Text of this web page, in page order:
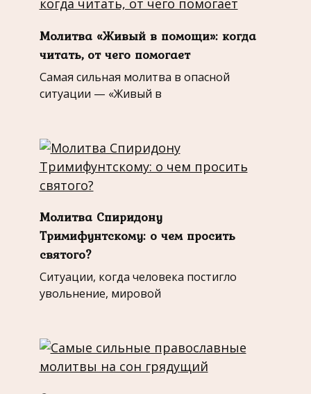
Молитва «Живый в помощи»: когда
читать, от чего помогает
Самая сильная молитва в опасной
ситуации — «Живый в
Молитва Спиридону
Тримифунтскому: о чем просить
святого?
Ситуации, когда человека постигло
увольнение, мировой